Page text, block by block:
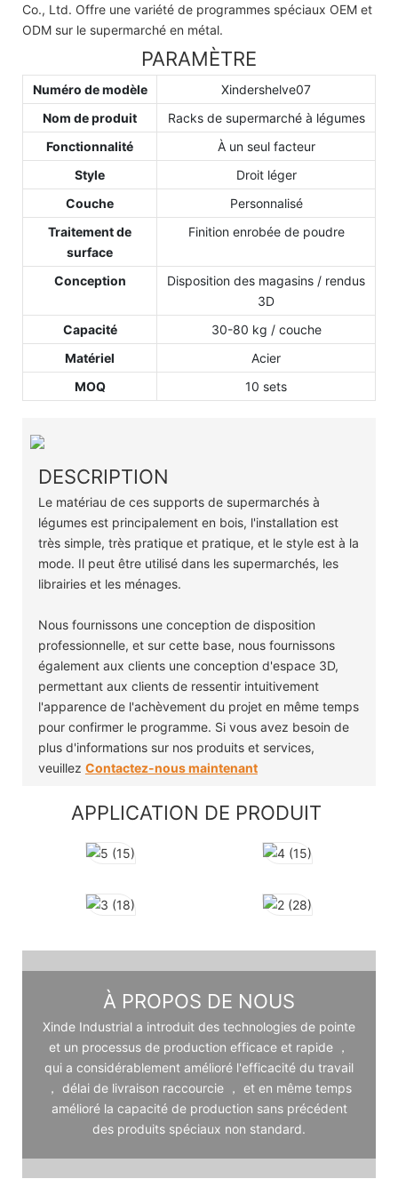
Co., Ltd. Offre une variété de programmes spéciaux OEM et
ODM sur le supermarché en métal.
PARAMÈTRE
Numéro de modèle
Xindershelve07
Nom de produit
Racks de supermarché à légumes
Fonctionnalité
À un seul facteur
Style
Droit léger
Couche
Personnalisé
Traitement de
surface
Finition enrobée de poudre
Conception
Disposition des magasins / rendus
3D
Capacité
30-80 kg / couche
Matériel
Acier
MOQ
10 sets
DESCRIPTION
Le matériau de ces supports de supermarchés à
légumes est principalement en bois, l'installation est
très simple, très pratique et pratique, et le style est à la
mode. Il peut être utilisé dans les supermarchés, les
librairies et les ménages.
Nous fournissons une conception de disposition
professionnelle, et sur cette base, nous fournissons
également aux clients une conception d'espace 3D,
permettant aux clients de ressentir intuitivement
l'apparence de l'achèvement du projet en même temps
pour confirmer le programme. Si vous avez besoin de
plus d'informations sur nos produits et services,
veuillez Contactez-nous maintenant
APPLICATION DE PRODUIT
À PROPOS DE NOUS
Xinde Industrial a introduit des technologies de pointe
et un processus de production efficace et rapide ，
qui a considérablement amélioré l'efficacité du travail
， délai de livraison raccourcie ， et en même temps
amélioré la capacité de production sans précédent
des produits spéciaux non standard.